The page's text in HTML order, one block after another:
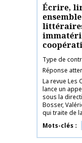
Écrire,
Type de
Réponse
La revue Les
lance un
sous la
Bosser,
qui traite de
Mots-clés